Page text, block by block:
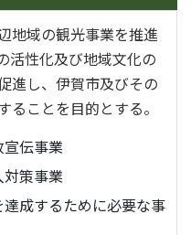
地域の観光事業を推進
活性化及び地域文化の
進し、伊賀市及びその
ことを目的とする。
伝事業
策事業
成するために必要な事